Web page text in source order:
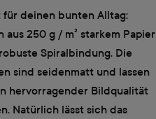
für deinen bunten Alltag:
aus 250 g / m² starkem Papier
Spiralbindung. Die
sind seidenmatt und lassen
hervorragender Bildqualität
Natürlich lässt sich das